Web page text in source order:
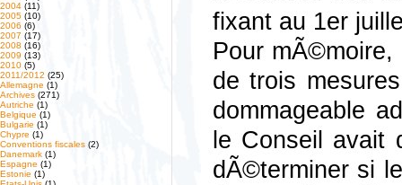
2004 (11)
2005 (10)
2006 (6)
2007 (17)
2008 (16)
2009 (13)
2010 (5)
2011/2012 (25)
Allemagne (1)
Archives (271)
Autriche (1)
Belgique (1)
Bulgarie (1)
Chypre (1)
Conventions fiscales (2)
Danemark (1)
Espagne (1)
Estonie (1)
fixant au 1er
Pour
de trois
dommageable
le Conseil
dÃ©terminer si